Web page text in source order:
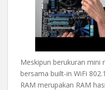
Meskipun berukuran mini
bersama built-in WiFi
RAM merupakan RAM